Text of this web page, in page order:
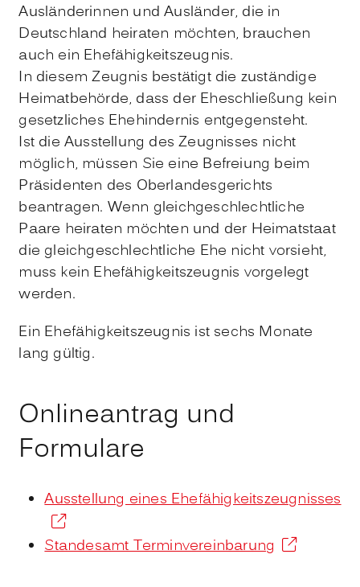
Ausländerinnen und Ausländer, die in
Deutschland heiraten möchten, brauchen
auch ein Ehefähigkeitszeugnis.
In diesem Zeugnis bestätigt die zuständige
Heimatbehörde, dass der Eheschließung kein
gesetzliches Ehehindernis entgegensteht.
Ist die Ausstellung des Zeugnisses nicht
möglich, müssen Sie eine Befreiung beim
Präsidenten des Oberlandesgerichts
beantragen. Wenn gleichgeschlechtliche
Paare heiraten möchten und der Heimatstaat
die gleichgeschlechtliche Ehe nicht vorsieht,
muss kein Ehefähigkeitszeugnis vorgelegt
werden.
Ein Ehefähigkeitszeugnis ist sechs Monate
lang gültig.
Onlineantrag und
Formulare
Ausstellung eines Ehefähigkeitszeugnisses
Standesamt Terminvereinbarung